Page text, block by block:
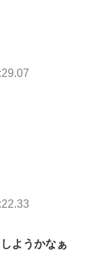
ようかなぁ